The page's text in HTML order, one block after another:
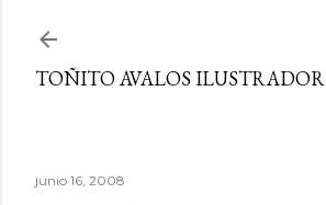
TOÑITO AVALOS ILUSTRADOR
junio 16, 2008